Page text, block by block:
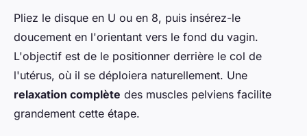
Pliez le disque en U ou en 8, puis insérez-le
doucement en l'orientant vers le fond du vagin.
L'objectif est de le positionner derrière le col de
l'utérus, où il se déploiera naturellement. Une
relaxation complète des muscles pelviens facilite
grandement cette étape.